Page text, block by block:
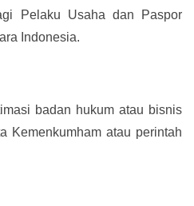
Pelaku Usaha dan Paspor
Indonesia.
badan hukum atau bisnis
Kemenkumham atau perintah